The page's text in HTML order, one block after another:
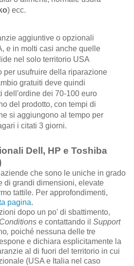
) ecc.
aggiuntive o opzionali
e in molti casi anche quelle
nel solo territorio USA
per usufruire della riparazione
gratuiti deve quindi
dell'ordine dei 70-100 euro
del prodotto, con tempi di
si aggiungono al tempo per
i citati 3 giorni.
Dell, HP e Toshiba
che sono le uniche in grado
di grandi dimensioni, elevate
tattile. Per approfondimenti,
pagina.
dopo un po' di sbattimento,
e contattando il Support
, poiché nessuna delle tre
e dichiara esplicitamente la
al di fuori del territorio in cui
(USA e Italia nel caso